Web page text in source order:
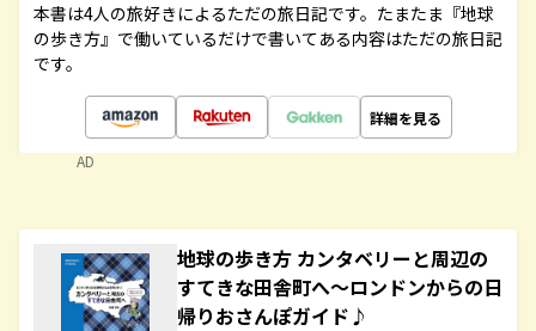
本書は4人の旅好きによるただの旅日記です。たまたま『地球
の歩き方』で働いているだけで書いてある内容はただの旅日記
です。
詳細を見る
AD
地球の歩き方 カンタベリーと周辺の
すてきな田舎町へ～ロンドンからの日
帰りおさんぽガイド♪